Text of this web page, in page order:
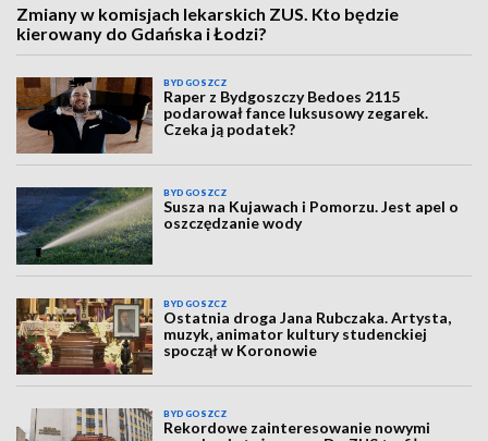
Zmiany w komisjach lekarskich ZUS. Kto będzie
kierowany do Gdańska i Łodzi?
BYDGOSZCZ
Raper z Bydgoszczy Bedoes 2115
podarował fance luksusowy zegarek.
Czeka ją podatek?
BYDGOSZCZ
Susza na Kujawach i Pomorzu. Jest apel o
oszczędzanie wody
BYDGOSZCZ
Ostatnia droga Jana Rubczaka. Artysta,
muzyk, animator kultury studenckiej
spoczął w Koronowie
BYDGOSZCZ
Rekordowe zainteresowanie nowymi